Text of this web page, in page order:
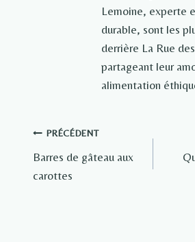
Lemoine, experte
durable, sont les
derrière La Rue
partageant leur
alimentation
Navigation
de
PRÉCÉDENT
Barres de gâteau aux
carottes